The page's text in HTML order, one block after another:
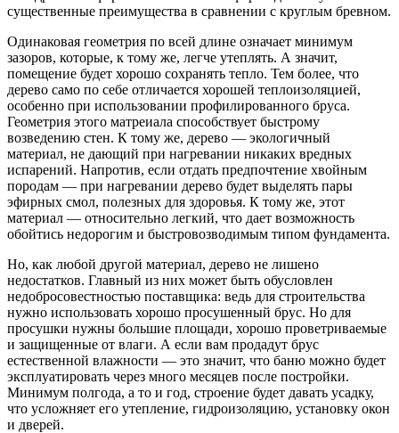
существенные преимущества в сравнении с круглым бревном.
Одинаковая геометрия по всей длине означает минимум
зазоров, которые, к тому же, легче утеплять. А значит,
помещение будет хорошо сохранять тепло. Тем более, что
дерево само по себе отличается хорошей теплоизоляцией,
особенно при использовании профилированного бруса.
Геометрия этого матреиала способствует быстрому
возведению стен. К тому же, дерево — экологичный
материал, не дающий при нагревании никаких вредных
испарений. Напротив, если отдать предпочтение хвойным
породам — при нагревании дерево будет выделять пары
эфирных смол, полезных для здоровья. К тому же, этот
материал — относительно легкий, что дает возможность
обойтись недорогим и быстровозводимым типом фундамента.
Но, как любой другой материал, дерево не лишено
недостатков. Главный из них может быть обусловлен
недобросовестностью поставщика: ведь для строительства
нужно использовать хорошо просушенный брус. Но для
просушки нужны большие площади, хорошо проветриваемые
и защищенные от влаги. А если вам продадут брус
естественной влажности — это значит, что баню можно будет
эксплуатировать через много месяцев после постройки.
Минимум полгода, а то и год, строение будет давать усадку,
что усложняет его утепление, гидроизоляцию, установку окон
и дверей.